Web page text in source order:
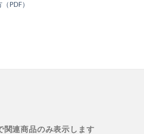
PDF）
関連商品のみ表示します